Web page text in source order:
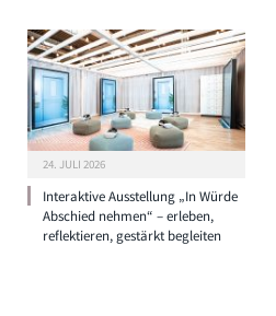
24. JULI 2026
Interaktive Ausstellung „In Würde
Abschied nehmen“ – erleben,
reflektieren, gestärkt begleiten